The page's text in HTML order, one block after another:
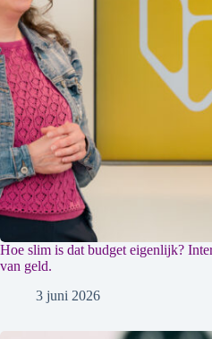
Hoe slim is dat budget eigenlijk?
van geld.
3 juni 2026